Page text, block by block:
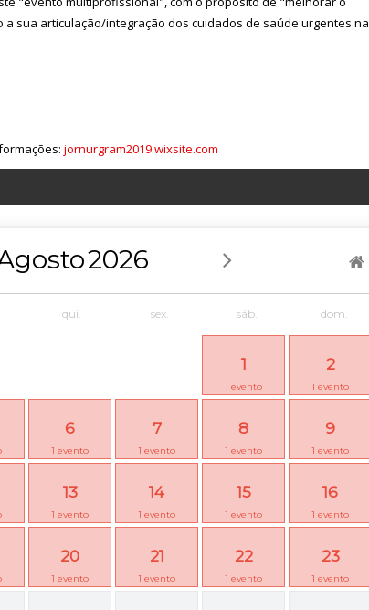
sua articulação/integração dos cuidados de saúde urgentes na
jornurgram2019.wixsite.com
2026
qui. sex. sáb. dom.
1
1 evento
2
1 evento
6
1 evento
7
1 evento
8
1 evento
9
1 evento
13
1 evento
14
1 evento
15
1 evento
16
1 evento
20
1 evento
21
1 evento
22
1 evento
23
1 evento